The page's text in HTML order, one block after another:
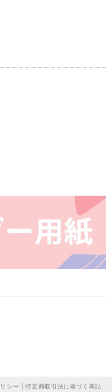
シー |特定商取引法に基づく表記